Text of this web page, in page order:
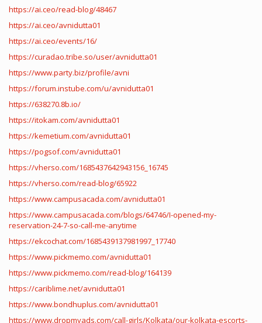
https://ai.ceo/read-blog/48467
https://ai.ceo/avnidutta01
https://ai.ceo/events/16/
https://curadao.tribe.so/user/avnidutta01
https://www.party.biz/profile/avni
https://forum.instube.com/u/avnidutta01
https://638270.8b.io/
https://itokam.com/avnidutta01
https://kemetium.com/avnidutta01
https://pogsof.com/avnidutta01
https://vherso.com/1685437642943156_16745
https://vherso.com/read-blog/65922
https://www.campusacada.com/avnidutta01
https://www.campusacada.com/blogs/64746/I-opened-my-
reservation-24-7-so-call-me-anytime
https://ekcochat.com/1685439137981997_17740
https://www.pickmemo.com/avnidutta01
https://www.pickmemo.com/read-blog/164139
https://cariblime.net/avnidutta01
https://www.bondhuplus.com/avnidutta01
https://www.dropmyads.com/call-girls/Kolkata/our-kolkata-escorts-